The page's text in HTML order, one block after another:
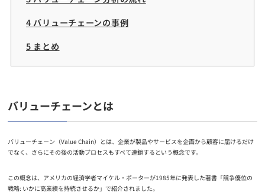
4 バリューチェーンの事例
5 まとめ
バリューチェーンとは
バリューチェーン（Value Chain）とは、企業が製品やサービスを企画から顧客に届けるだけ
でなく、さらにその後の活動プロセスもすべて連鎖するという概念です。
この概念は、アメリカの経済学者マイケル・ポーターが1985年に発表した著書「競争優位の
戦略: いかに高業績を持続させるか」で紹介されました。